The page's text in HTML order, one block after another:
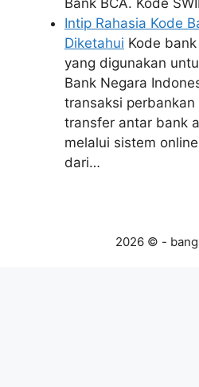
Bank BCA. Kode
Intip Rahasia Kode
Diketahui Kode
yang digunakan
Bank Negara
transaksi
transfer antar bank
melalui sistem
dari…
2026 © -